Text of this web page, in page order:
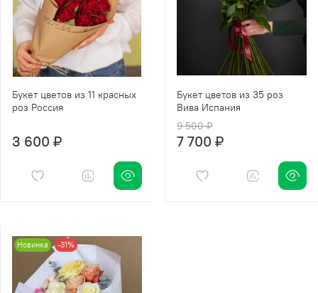
Букет цветов из 11 красных
роз Россия
3 600 ₽
Букет цветов из 35 роз
Вива Испания
9 500 ₽
7 700 ₽
Новинка -31%